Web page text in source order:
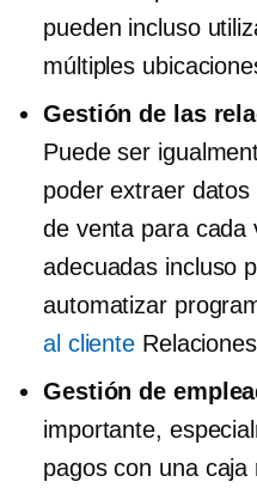
pueden incluso
múltiples
Gestión de las
Puede ser
poder extraer
de venta para cada
adecuadas incluso
automatizar
al cliente
Gestión de
importante,
pagos con una